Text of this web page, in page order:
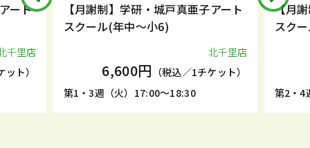
ート
千里店
ト）
【月謝制】学研・城戸真亜子アート
スクール(年中～小6)
北千里店
6,600円 （税込／1チケット）
第1・3週（火）17:00～18:30
【月
スク
第2・4